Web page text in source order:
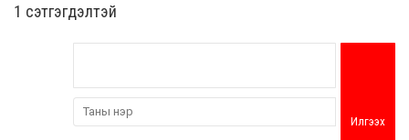
1 сэтгэгдэлтэй
Илгээх